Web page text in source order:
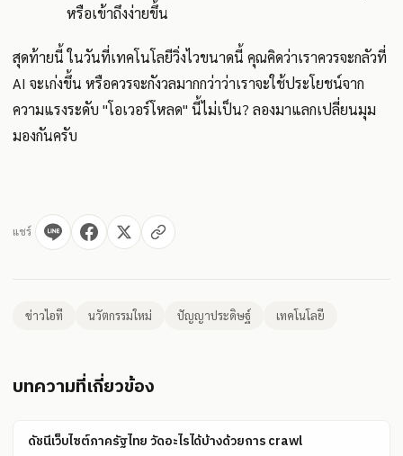
หรือเข้าถึงง่ายขึ้น
สุดท้ายนี้ ในวันที่เทคโนโลยีวิ่งไวขนาดนี้ คุณคิดว่าเราควรจะกลัวที่
AI จะเก่งขึ้น หรือควรจะกังวลมากกว่าว่าเราจะใช้ประโยชน์จาก
ความแรงระดับ "โอเวอร์โหลด" นี้ไม่เป็น? ลองมาแลกเปลี่ยนมุม
มองกันครับ
แชร์
ข่าวไอที นวัตกรรมใหม่ ปัญญาประดิษฐ์ เทคโนโลยี
บทความที่เกี่ยวข้อง
ดัชนีเว็บไซต์ภาครัฐไทย วัดอะไรได้บ้างด้วยการ crawl